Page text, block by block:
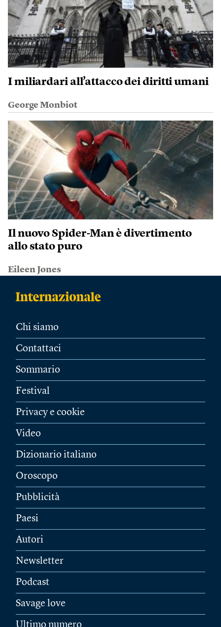
I miliardari all’attacco dei diritti umani
George Monbiot
Il nuovo Spider-Man è divertimento
allo stato puro
Eileen Jones
Chi siamo
Contattaci
Sommario
Festival
Privacy e cookie
Video
Dizionario italiano
Oroscopo
Pubblicità
Paesi
Autori
Newsletter
Podcast
Savage love
Ultimo numero